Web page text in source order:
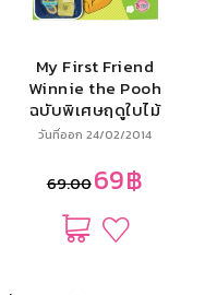
My First Friend
Winnie the Pooh
ฉบับพิเศษฤดูใบไม้
ผลิ Spring Special
วันที่ออก 24/02/2014
69.0069฿